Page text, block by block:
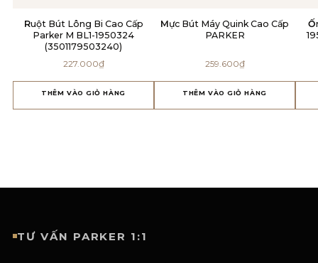
Ruột Bút Lông Bi Cao Cấp
Parker M BL1-1950324
(3501179503240)
227.000₫
THÊM VÀO GIỎ HÀNG
Mực Bút Máy Quink Cao Cấp
PARKER
259.600₫
THÊM VÀO GIỎ HÀNG
Ống Mực Parker Đen Vỉ 5-
TƯ VẤN PARKER 1:1